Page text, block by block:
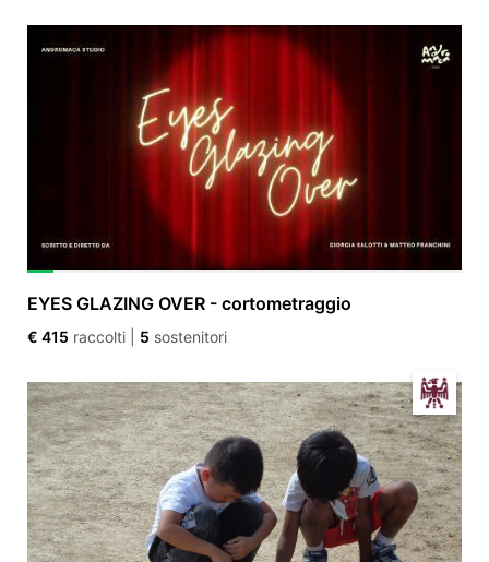
EYES GLAZING OVER - cortometraggio
€ 415 raccolti 5 sostenitori